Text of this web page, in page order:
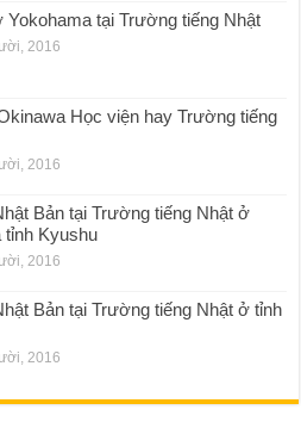
Yokohama tại Trường tiếng Nhật
2016
Học viện hay Trường tiếng
2016
Bản tại Trường tiếng Nhật ở
tỉnh Kyushu
2016
Bản tại Trường tiếng Nhật ở tỉnh
2016